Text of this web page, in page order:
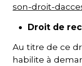
son-droit-
Droit de
Au titre de ce
habilite à